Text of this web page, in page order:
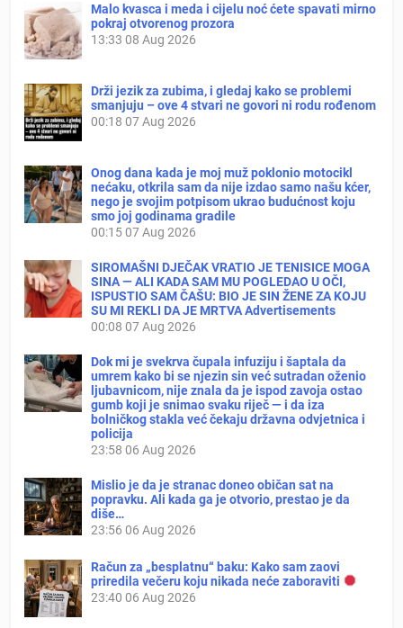
Malo kvasca i meda i cijelu noć ćete spavati mirno
pokraj otvorenog prozora
13:33 08 Aug 2026
Drži jezik za zubima, i gledaj kako se problemi
smanjuju – ove 4 stvari ne govori ni rodu rođenom
00:18 07 Aug 2026
Onog dana kada je moj muž poklonio motocikl
nećaku, otkrila sam da nije izdao samo našu kćer,
nego je svojim potpisom ukrao budućnost koju
smo joj godinama gradile
00:1507 Aug 2026
SIROMAŠNI DJEČAK VRATIO JE TENISICE MOGA
SINA — ALI KADA SAM MU POGLEDAO U OČI,
ISPUSTIO SAM ČAŠU: BIO JE SIN ŽENE ZA KOJU
SU MI REKLI DA JE MRTVA Advertisements
00:08 07 Aug 2026
Dok mi je svekrva čupala infuziju i šaptala da
umrem kako bi se njezin sin već sutradan oženio
ljubavnicom, nije znala da je ispod zavoja ostao
gumb koji je snimao svaku riječ — i da iza
bolničkog stakla već čekaju državna odvjetnica i
policija
23:58 06 Aug 2026
Mislio je da je stranac doneo običan sat na
popravku. Ali kada ga je otvorio, prestao je da
diše…
23:56 06 Aug 2026
Račun za „besplatnu“ baku: Kako sam zaovi
priredila večeru koju nikada neće zaboraviti
23:40 06 Aug 2026